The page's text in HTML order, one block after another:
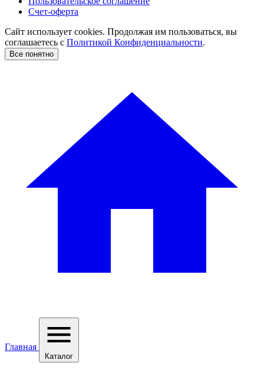
Счет-оферта
Сайт использует cookies. Продолжая им пользоваться, вы
соглашаетесь c Политикой Конфиденциальности.
Все понятно
Главная
Каталог